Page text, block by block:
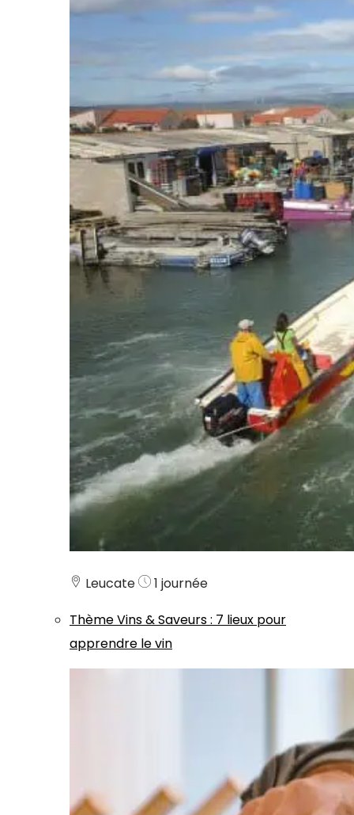
Leucate
1 journée
ThèmeVins & Saveurs: 7 lieux pour
apprendre le vin